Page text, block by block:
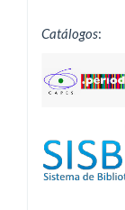
Catálogos: